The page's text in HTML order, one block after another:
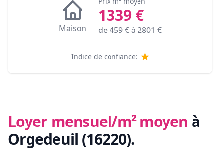
Maison
1339 €
de459€ à 2801 €
Indice de confiance:
Loyer mensuel/m² moyen à
Orgedeuil (16220).